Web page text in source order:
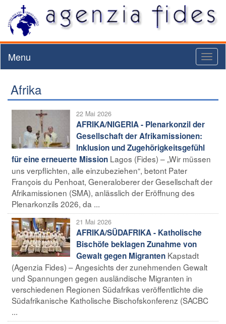
Menu
Afrika
22 Mai 2026
AFRIKA/NIGERIA - Plenarkonzil der
Gesellschaft der Afrikamissionen:
Inklusion und Zugehörigkeitsgefühl
für eine erneuerte Mission Lagos (Fides) – „Wir müssen
uns verpflichten, alle einzubeziehen“, betont Pater
François du Penhoat, Generaloberer der Gesellschaft der
Afrikamissionen (SMA), anlässlich der Eröffnung des
Plenarkonzils 2026, da ...
21 Mai 2026
AFRIKA/SÜDAFRIKA - Katholische
Bischöfe beklagen Zunahme von
Gewalt gegen Migranten Kapstadt
(Agenzia Fides) – Angesichts der zunehmenden Gewalt
und Spannungen gegen ausländische Migranten in
verschiedenen Regionen Südafrikas veröffentlichte die
Südafrikanische Katholische Bischofskonferenz (SACBC
...